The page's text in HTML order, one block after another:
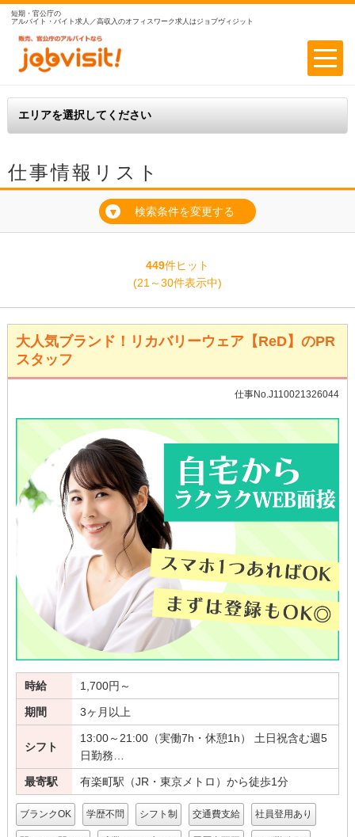
短期・官公庁の
アルバイト・バイト求人／高収入のオフィスワーク求人はジョブヴィジット
仕事情報リスト
▼ 検索条件を変更する
449件ヒット
(21～30件表示中)
大人気ブランド！リカバリーウェア【ReD】のPR
スタッフ
仕事No.J110021326044
時給 1,700円～
期間 3ヶ月以上
シフト
13:00～21:00（実働7h・休憩1h） 土日祝含む週5
日勤務…
最寄駅 有楽町駅（JR・東京メトロ）から徒歩1分
ブランクOK 学歴不問 シフト制 交通費支給 社員登用あり